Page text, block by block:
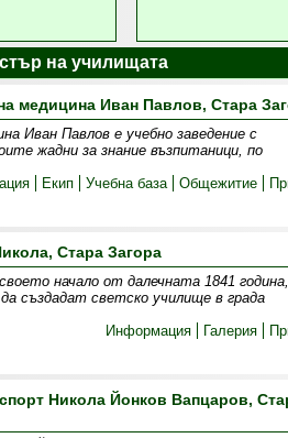
на училищата
медицина Иван Павлов, Стара
Иван Павлов е учебно заведение с
жадни за знание възпитаници, по
Екип Учебна база Общежитие
Стара Загора
начало от далечната 1841 година,
създадат светско училище в града
Информация
Галерия
Никола Йонков Вапцаров,